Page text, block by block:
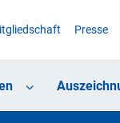
Presse